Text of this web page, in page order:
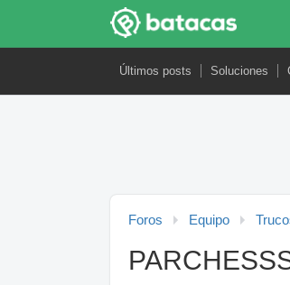
Últimos posts Soluciones
Foros Equipo